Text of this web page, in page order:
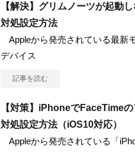
【解決】グリムノーツが起動
対処設定方法
Appleから発売されている最新
デバイス
記事を読む
【対策】iPhoneでFaceTime
対処設定方法（iOS10対応）
Appleから発売されている「